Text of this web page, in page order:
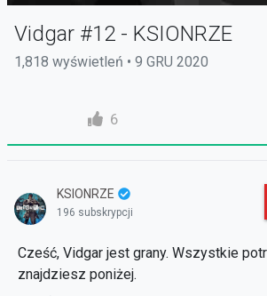
Vidgar #12 - KSIONRZE
1,818 wyświetleń • 9 GRU 2020
6
KSIONRZE
196 subskrypcji
Cześć, Vidgar jest grany. Wszystkie potrzebne linki
znajdziesz poniżej.